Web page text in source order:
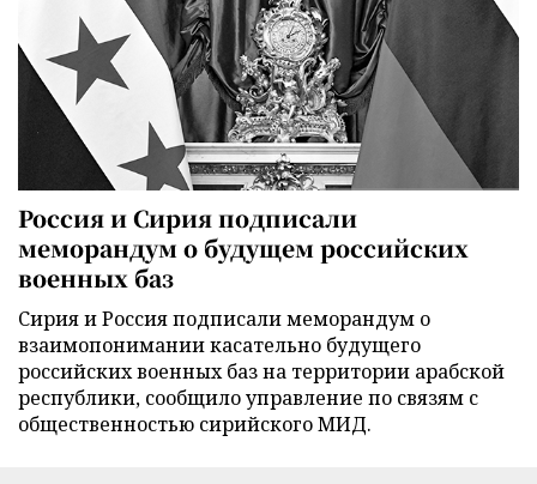
Россия и Сирия подписали
меморандум о будущем российских
военных баз
Сирия и Россия подписали меморандум о
взаимопонимании касательно будущего
российских военных баз на территории арабской
республики, сообщило управление по связям с
общественностью сирийского МИД.